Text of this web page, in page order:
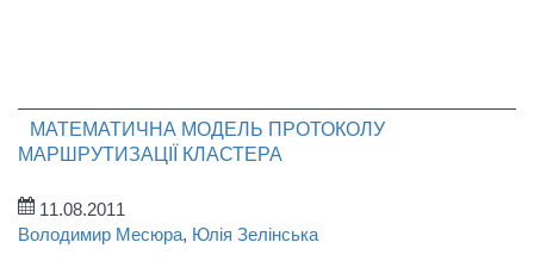
МАТЕМАТИЧНА МОДЕЛЬ ПРОТОКОЛУ
МАРШРУТИЗАЦІЇ КЛАСТЕРА
11.08.2011
Володимир Месюра, Юлія Зелінська